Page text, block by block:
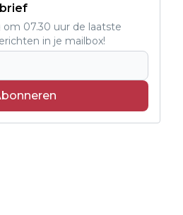
om 07.30 uur de laatste
in je mailbox!